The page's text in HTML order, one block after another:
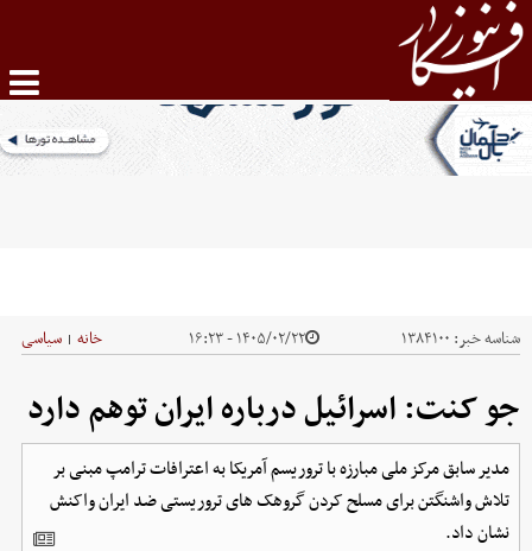
شناسه خبر: ۱۳۸۴۱۰۰ ۱۴۰۵/۰۲/۲۲ - ۱۶:۲۳ خانه | سیاسی
جو کنت: اسرائیل درباره ایران توهم دارد
مدیر سابق مرکز ملی مبارزه با تروریسم آمریکا به اعترافات ترامپ مبنی بر
تلاش واشنگتن برای مسلح کردن گروهک های تروریستی ضد ایران واکنش
نشان داد.